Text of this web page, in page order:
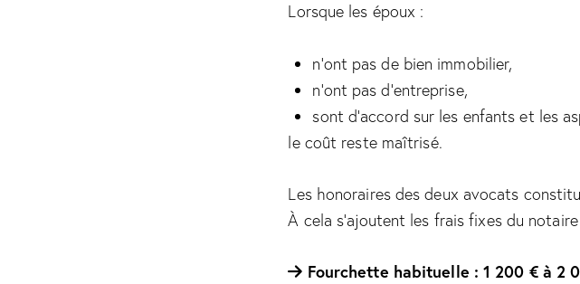
Lorsque les époux :
n’ont pas de bien immobilier,
n’ont pas d’entreprise,
sont d’accord sur les enfants et les
le coût reste maîtrisé.
Les honoraires des deux avocats
À cela s’ajoutent les frais fixes du
Fourchette habituelle : 1 200 € à 2